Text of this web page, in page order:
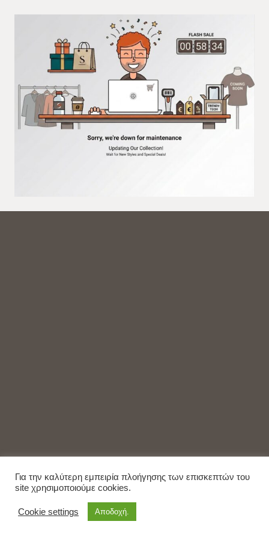
Για την καλύτερη εμπειρία πλοήγησης των επισκεπτών του
site χρησιμοποιούμε cookies.
Cookie settings Αποδοχή.